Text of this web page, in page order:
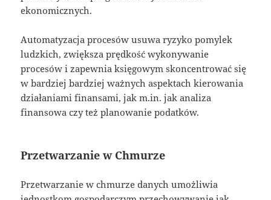
ekonomicznych.
Automatyzacja procesów usuwa ryzyko pomylek
ludzkich, zwiększa prędkość wykonywanie
procesów i zapewnia księgowym skoncentrować się
w bardziej bardziej ważnych aspektach kierowania
działaniami finansami, jak m.in. jak analiza
finansowa czy też planowanie podatków.
Przetwarzanie w Chmurze
Przetwarzanie w chmurze danych umożliwia